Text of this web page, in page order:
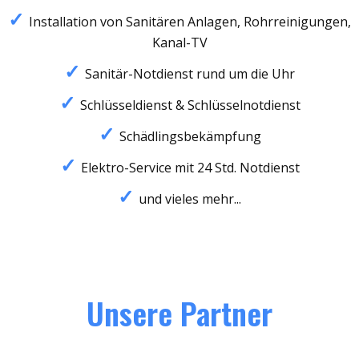
Installation von Sanitären Anlagen, Rohrreinigungen,
Kanal-TV
Sanitär-Notdienst rund um die Uhr
Schlüsseldienst & Schlüsselnotdienst
Schädlingsbekämpfung
Elektro-Service mit 24 Std. Notdienst
und vieles mehr...
Unsere Partner